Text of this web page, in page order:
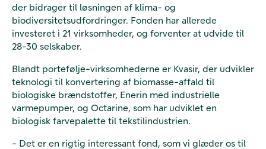
der bidrager til løsningen af klima- og
biodiversitetsudfordringer. Fonden har allerede
investeret i 21 virksomheder, og forventer at udvide til
28-30 selskaber.
Blandt portefølje-virksomhederne er Kvasir, der udvikler
teknologi til konvertering af biomasse-affald til
biologiske brændstoffer, Enerin med industrielle
varmepumper, og Octarine, som har udviklet en
biologisk farvepalette til tekstilindustrien.
- Det er en rigtig interessant fond, som vi glæder os til